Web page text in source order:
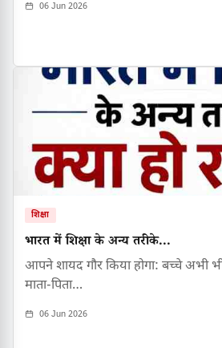
06 Jun 2026
शिक्षा
भारत में शिक्षा के अन्य तरीके...
आपने शायद गौर किया होगा: बच्चे अभी
माता-पिता…
06 Jun 2026